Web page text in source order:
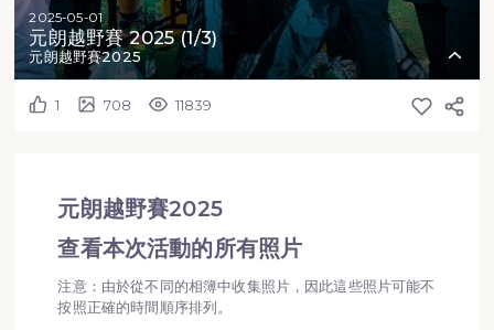
2025-05-01
元朗越野賽 2025 (1/3)
元朗越野賽2025
1 708 11839
元朗越野賽2025
查看本次活動的所有照片
注意：由於從不同的相簿中收集照片，因此這些照片可能不
按照正確的時間順序排列。